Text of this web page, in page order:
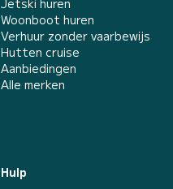
Jetski huren
Woonboot huren
Verhuur zonder vaarbewijs
Hutten cruise
Aanbiedingen
Alle merken
Hulp